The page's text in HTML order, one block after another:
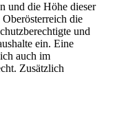
und die Höhe dieser
die
und
ein. Eine
auch im
Zusätzlich